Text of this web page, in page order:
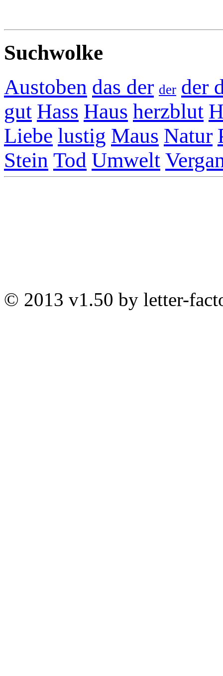
Suchwolke
Austoben das der der der
gut Hass Haus herzblut
Liebe lustig Maus Natur
Stein Tod Umwelt
© 2013 v1.50 by letter-